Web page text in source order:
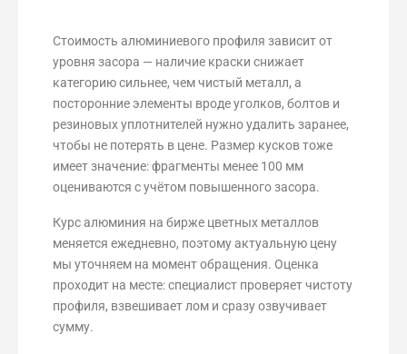
Стоимость алюминиевого профиля зависит от
уровня засора — наличие краски снижает
категорию сильнее, чем чистый металл, а
посторонние элементы вроде уголков, болтов и
резиновых уплотнителей нужно удалить заранее,
чтобы не потерять в цене. Размер кусков тоже
имеет значение: фрагменты менее 100 мм
оцениваются с учётом повышенного засора.
Курс алюминия на бирже цветных металлов
меняется ежедневно, поэтому актуальную цену
мы уточняем на момент обращения. Оценка
проходит на месте: специалист проверяет чистоту
профиля, взвешивает лом и сразу озвучивает
сумму.